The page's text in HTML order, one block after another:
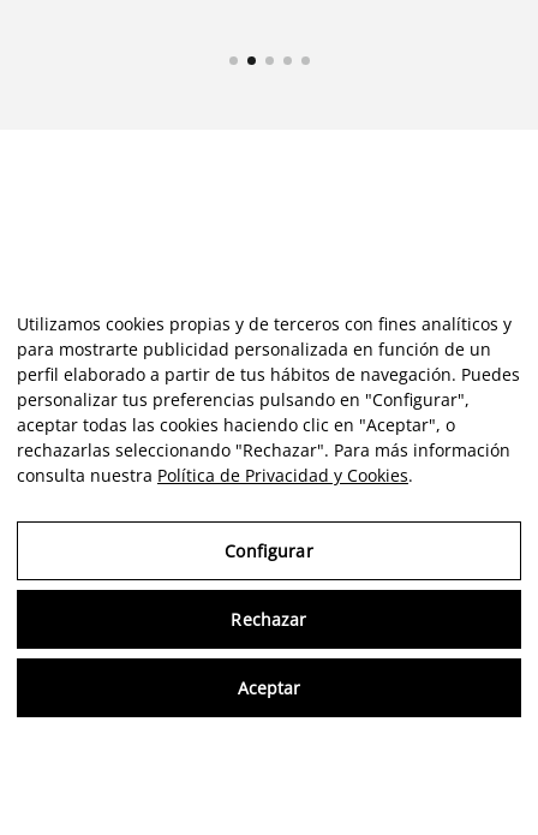
Utilizamos cookies propias y de terceros con fines analíticos y
para mostrarte publicidad personalizada en función de un
perfil elaborado a partir de tus hábitos de navegación. Puedes
personalizar tus preferencias pulsando en "Configurar",
aceptar todas las cookies haciendo clic en "Aceptar", o
rechazarlas seleccionando "Rechazar". Para más información
consulta nuestra Política de Privacidad y Cookies.
Configurar
Rechazar
Aceptar